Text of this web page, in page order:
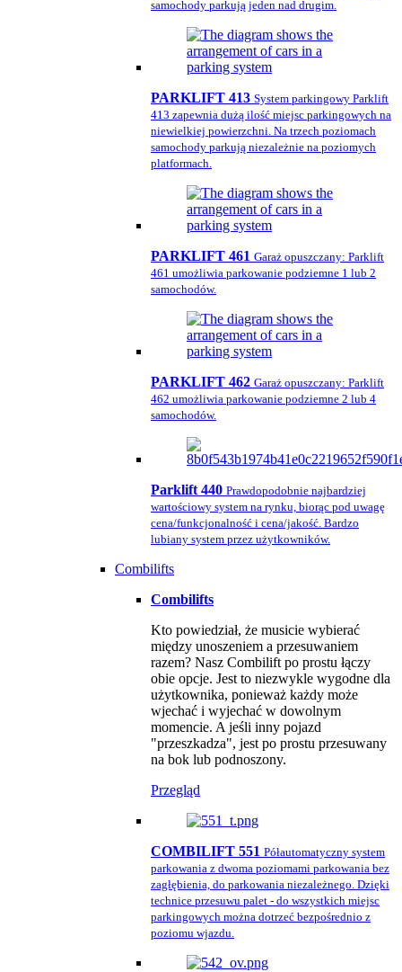
samochody parkują jeden nad drugim.
PARKLIFT 413 System parkingowy Parklift
413 zapewnia dużą ilość miejsc parkingowych na
niewielkiej powierzchni. Na trzech poziomach
samochody parkują niezależnie na poziomych
platformach.
PARKLIFT 461 Garaż opuszczany: Parklift
461 umożliwia parkowanie podziemne 1 lub 2
samochodów.
PARKLIFT 462 Garaż opuszczany: Parklift
462 umożliwia parkowanie podziemne 2 lub 4
samochodów.
Parklift 440 Prawdopodobnie najbardziej
wartościowy system na rynku, biorąc pod uwagę
cena/funkcjonalność i cena/jakość. Bardzo
lubiany system przez użytkowników.
Combilifts
Combilifts
Kto powiedział, że musicie wybierać
między unoszeniem a przesuwaniem
razem? Nasz Combilift po prostu łączy
obie opcje. Jest to niezwykle wygodne dla
użytkownika, ponieważ każdy może
wjechać i wyjechać w dowolnym
momencie. A jeśli inny pojazd
"przeszkadza", jest po prostu przesuwany
na bok lub podnoszony.
Przegląd
COMBILIFT 551 Półautomatyczny system
parkowania z dwoma poziomami parkowania bez
zagłębienia, do parkowania niezależnego. Dzięki
technice przesuwu palet - do wszystkich miejsc
parkingowych można dotrzeć bezpośrednio z
poziomu wjazdu.